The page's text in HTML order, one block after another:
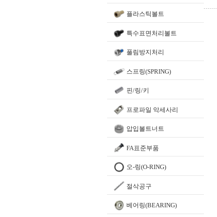
플라스틱볼트
특수표면처리볼트
풀림방지처리
스프링(SPRING)
핀/링/키
프로파일 악세사리
압입볼트너트
FA표준부품
오-링(O-RING)
절삭공구
베어링(BEARING)